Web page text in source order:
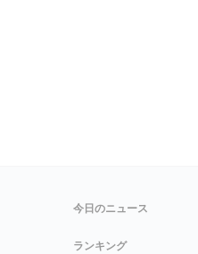
今日のニュース
ランキング